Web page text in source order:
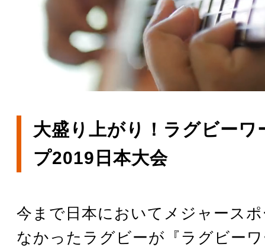
大盛り上がり！ラグビーワ
プ2019日本大会
今まで日本においてメジャース
なかったラグビーが『ラグビー